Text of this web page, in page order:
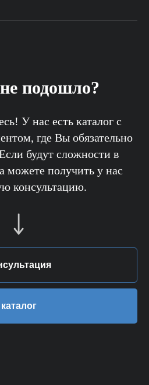
подошло?
У нас есть каталог с
где Вы обязательно
будут сложности в
можете получить у нас
консультацию.
каталог